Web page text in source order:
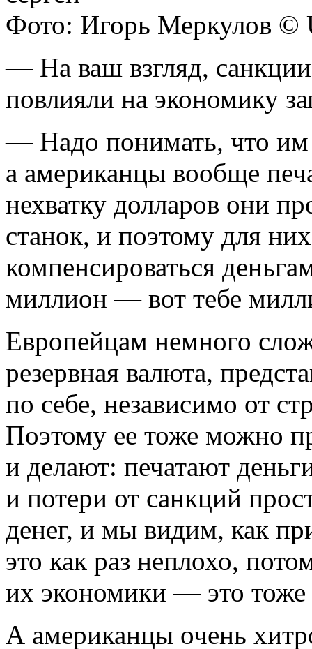
Фото: Игорь Меркулов ©
— На ваш взгляд,
повлияли на экономику
— Надо понимать, что им
а американцы вообще
нехватку долларов они
станок, и поэтому для
компенсироваться
миллион — вот тебе
Европейцам немного
резервная валюта,
по себе, независимо от
Поэтому ее тоже можно
и делают: печатают
и потери от санкций
денег, и мы видим, как
это как раз неплохо,
их экономики — это тоже
А американцы очень